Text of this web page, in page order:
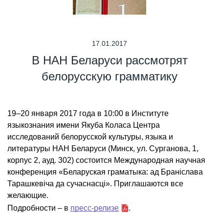
17.01.2017
В НАН Беларуси рассмотрят
белорусскую грамматику
19–20 января 2017 года в 10:00 в Институте
языкознания имени Якуба Коласа Центра
исследований белорусской культуры, языка и
литературы НАН Беларуси (Минск, ул. Сурганова, 1,
корпус 2, ауд. 302) состоится Международная научная
конференция «Беларуская граматыка: ад Браніслава
Тарашкевіча да сучаснасці». Приглашаются все
желающие.
Подробности – в пресс-релизе .